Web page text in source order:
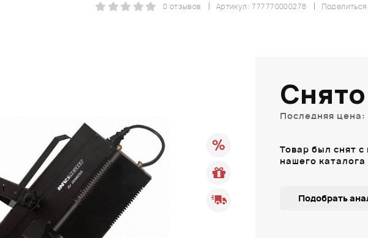
Поделиться
Артикул: 777770000278
0 отзывов
Последняя цена:
Товар был снят
нашего каталога
Подобрать